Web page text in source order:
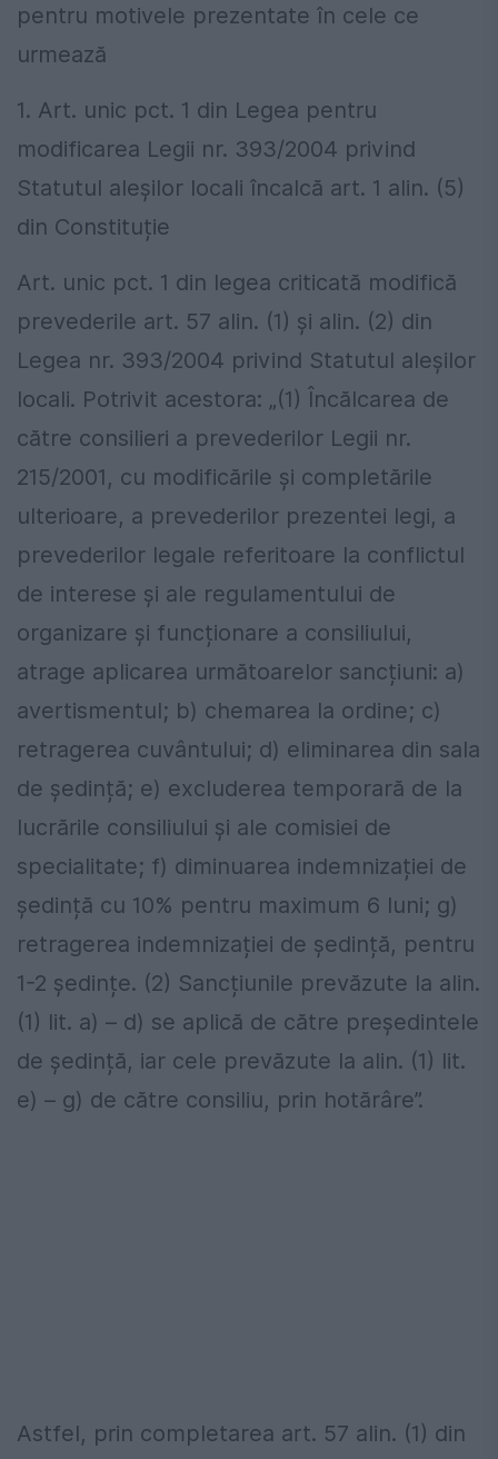
pentru motivele prezentate în cele ce
urmează
1. Art. unic pct. 1 din Legea pentru
modificarea Legii nr. 393/2004 privind
Statutul aleșilor locali încalcă art. 1 alin. (5)
din Constituție
Art. unic pct. 1 din legea criticată modifică
prevederile art. 57 alin. (1) și alin. (2) din
Legea nr. 393/2004 privind Statutul aleșilor
locali. Potrivit acestora: „(1) Încălcarea de
către consilieri a prevederilor Legii nr.
215/2001, cu modificările și completările
ulterioare, a prevederilor prezentei legi, a
prevederilor legale referitoare la conflictul
de interese și ale regulamentului de
organizare și funcționare a consiliului,
atrage aplicarea următoarelor sancțiuni: a)
avertismentul; b) chemarea la ordine; c)
retragerea cuvântului; d) eliminarea din sala
de ședință; e) excluderea temporară de la
lucrările consiliului și ale comisiei de
specialitate; f) diminuarea indemnizației de
ședință cu 10% pentru maximum 6 luni; g)
retragerea indemnizației de ședință, pentru
1-2 ședințe. (2) Sancțiunile prevăzute la alin.
(1) lit. a) – d) se aplică de către președintele
de ședință, iar cele prevăzute la alin. (1) lit.
e) – g) de către consiliu, prin hotărâre”.
Astfel, prin completarea art. 57 alin. (1) din